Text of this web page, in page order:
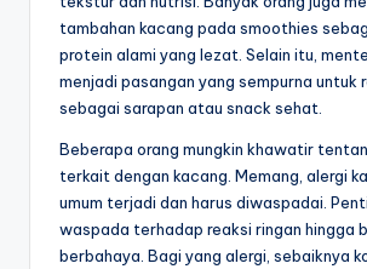
tambahan kacang pada smoothies
protein alami yang lezat. Selain itu,
menjadi pasangan yang sempurna untuk
sebagai sarapan atau snack sehat.
Beberapa orang mungkin khawatir
terkait dengan kacang. Memang, alergi
umum terjadi dan harus diwaspadai.
waspada terhadap reaksi ringan hingga
berbahaya. Bagi yang alergi, sebaiknya